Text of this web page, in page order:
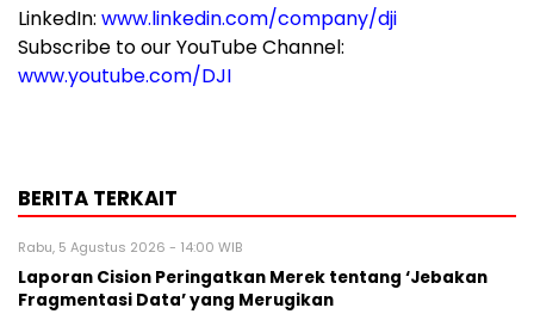
LinkedIn: www.linkedin.com/company/dji
Subscribe to our YouTube Channel:
www.youtube.com/DJI
BERITA TERKAIT
Rabu, 5 Agustus 2026 - 14:00 WIB
Laporan Cision Peringatkan Merek tentang ‘Jebakan
Fragmentasi Data’ yang Merugikan